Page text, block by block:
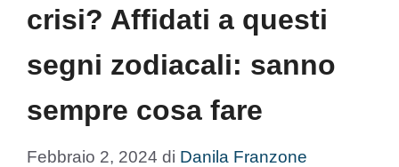
crisi? Affidati a questi
segni zodiacali: sanno
sempre cosa fare
Febbraio 2, 2024 di Danila Franzone